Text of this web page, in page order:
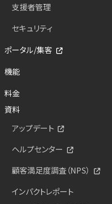
支援者管理
セキュリティ
ポータル/集客
機能
料金
資料
アップデート
ヘルプセンター
顧客満足度調査（NPS）
インパクトレポート